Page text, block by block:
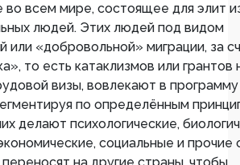
во всем мире, состоящее для элит
людей. Этих людей под видом
или «добровольной» миграции, за
то есть катаклизмов или грантов
визы, вовлекают в программу
по определённым
делают психологические,
социальные и прочие